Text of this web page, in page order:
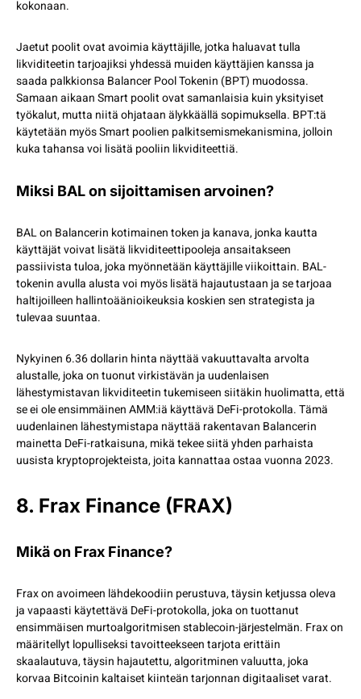
kokonaan.
Jaetut poolit ovat avoimia käyttäjille, jotka haluavat tulla
likviditeetin tarjoajiksi yhdessä muiden käyttäjien kanssa ja
saada palkkionsa Balancer Pool Tokenin (BPT) muodossa.
Samaan aikaan Smart poolit ovat samanlaisia kuin yksityiset
työkalut, mutta niitä ohjataan älykkäällä sopimuksella. BPT:tä
käytetään myös Smart poolien palkitsemismekanismina, jolloin
kuka tahansa voi lisätä pooliin likviditeettiä.
Miksi BAL on sijoittamisen arvoinen?
BAL on Balancerin kotimainen token ja kanava, jonka kautta
käyttäjät voivat lisätä likviditeettipooleja ansaitakseen
passiivista tuloa, joka myönnetään käyttäjille viikoittain. BAL-
tokenin avulla alusta voi myös lisätä hajautustaan ja se tarjoaa
haltijoilleen hallintoäänioikeuksia koskien sen strategista ja
tulevaa suuntaa.
Nykyinen 6.36 dollarin hinta näyttää vakuuttavalta arvolta
alustalle, joka on tuonut virkistävän ja uudenlaisen
lähestymistavan likviditeetin tukemiseen siitäkin huolimatta, että
se ei ole ensimmäinen AMM:iä käyttävä DeFi-protokolla. Tämä
uudenlainen lähestymistapa näyttää rakentavan Balancerin
mainetta DeFi-ratkaisuna, mikä tekee siitä yhden parhaista
uusista kryptoprojekteista, joita kannattaa ostaa vuonna 2023.
8. Frax Finance (FRAX)
Mikä on Frax Finance?
Frax on avoimeen lähdekoodiin perustuva, täysin ketjussa oleva
ja vapaasti käytettävä DeFi-protokolla, joka on tuottanut
ensimmäisen murtoalgoritmisen stablecoin-järjestelmän. Frax on
määritellyt lopulliseksi tavoitteekseen tarjota erittäin
skaalautuva, täysin hajautettu, algoritminen valuutta, joka
korvaa Bitcoinin kaltaiset kiinteän tarjonnan digitaaliset varat.